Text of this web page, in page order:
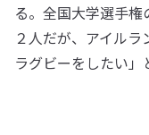
る。全国大学選手
２人だが、アイル
ラグビーをしたい」